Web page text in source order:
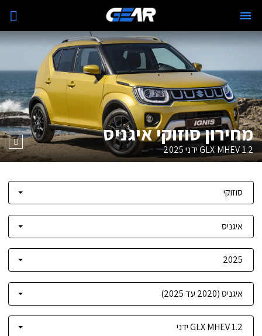
מחירון סוזוקי איגניס
1.2 GLX MHEV ידני 2025